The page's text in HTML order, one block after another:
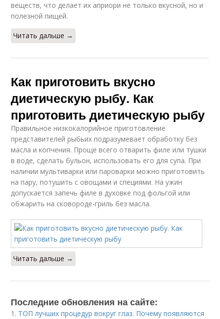
веществ, что делает их априори не только вкусной, но и
полезной пищей.
Читать дальше →
Как приготовить вкусно
диетическую рыбу. Как
приготовить диетическую рыбу
Правильное низкокалорийное приготовление
представителей рыбьих подразумевает обработку без
масла и копчения. Проще всего отварить филе или тушки
в воде, сделать бульон, использовать его для супа. При
наличии мультиварки или пароварки можно приготовить
на пару, потушить с овощами и специями. На ужин
допускается запечь филе в духовке под фольгой или
обжарить на сковороде-гриль без масла.
Читать дальше →
Последние обновления на сайте:
1. ТОП лучших процедур вокруг глаз. Почему появляются